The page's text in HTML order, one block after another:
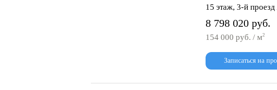
15 этаж, 3-й
8 798 020 руб.
154 000 руб. / м2
Записаться на